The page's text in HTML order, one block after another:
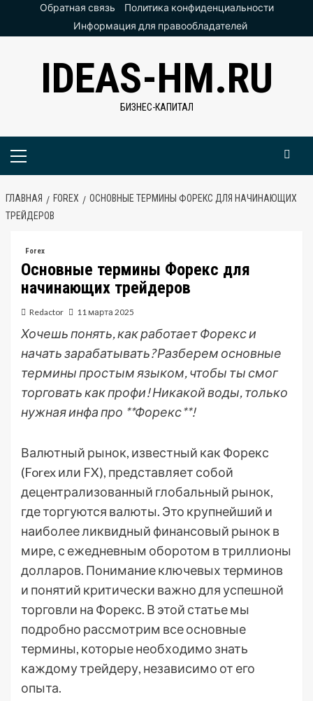
ПерейтиОбратная связь
Политика конфиденциальности
Информация для правообладателей
IDEAS-HM.RU
БИЗНЕС-КАПИТАЛ
Основное
ГЛАВНАЯ FOREX
ОСНОВНЫЕ ТЕРМИНЫ ФОРЕКС ДЛЯ НАЧИНАЮЩИХ
ТРЕЙДЕРОВ
Forex
Основные термины Форекс для
начинающих трейдеров
Redactor 11 марта 2025
Хочешь понять, как работает Форекс и
начать зарабатывать? Разберем основные
термины простым языком, чтобы ты смог
торговать как профи! Никакой воды, только
нужная инфа про **Форекс**!
Валютный рынок, известный как Форекс
(Forex или FX), представляет собой
децентрализованный глобальный рынок,
где торгуются валюты. Это крупнейший и
наиболее ликвидный финансовый рынок в
мире, с ежедневным оборотом в триллионы
долларов. Понимание ключевых терминов
и понятий критически важно для успешной
торговли на Форекс. В этой статье мы
подробно рассмотрим все основные
термины, которые необходимо знать
каждому трейдеру, независимо от его
опыта.